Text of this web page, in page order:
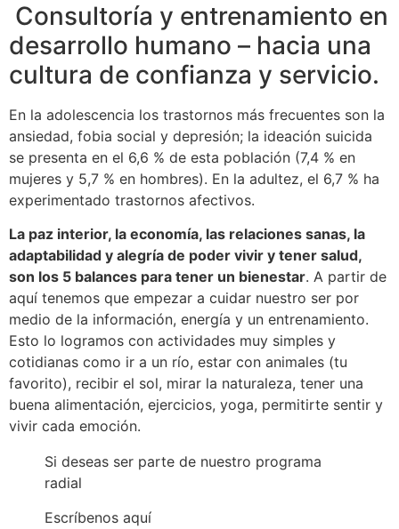
Consultoría y entrenamiento en
desarrollo humano – hacia una
cultura de confianza y servicio.
En la adolescencia los trastornos más frecuentes son la
ansiedad, fobia social y depresión; la ideación suicida
se presenta en el 6,6 % de esta población (7,4 % en
mujeres y 5,7 % en hombres). En la adultez, el 6,7 % ha
experimentado trastornos afectivos.
La paz interior, la economía, las relaciones sanas, la
adaptabilidad y alegría de poder vivir y tener salud,
son los 5 balances para tener un bienestar. A partir de
aquí tenemos que empezar a cuidar nuestro ser por
medio de la información, energía y un entrenamiento.
Esto lo logramos con actividades muy simples y
cotidianas como ir a un río, estar con animales (tu
favorito), recibir el sol, mirar la naturaleza, tener una
buena alimentación, ejercicios, yoga, permitirte sentir y
vivir cada emoción.
Si deseas ser parte de nuestro programa
radial
Escríbenos aquí